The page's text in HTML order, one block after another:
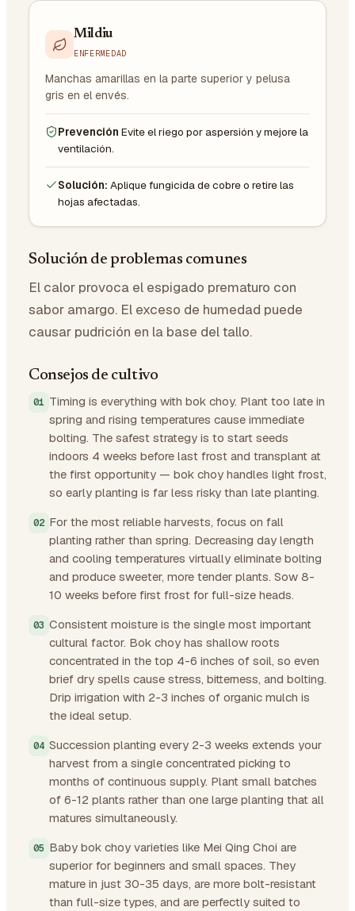
Mildiu
ENFERMEDAD
Manchas amarillas en la parte superior y pelusa
gris en el envés.
Prevención Evite el riego por aspersión y mejore la
ventilación.
Solución: Aplique fungicida de cobre o retire las
hojas afectadas.
Solución de problemas comunes
El calor provoca el espigado prematuro con
sabor amargo. El exceso de humedad puede
causar pudrición en la base del tallo.
Consejos de cultivo
Timing is everything with bok choy. Plant too late in
spring and rising temperatures cause immediate
bolting. The safest strategy is to start seeds
indoors 4 weeks before last frost and transplant at
the first opportunity — bok choy handles light frost,
so early planting is far less risky than late planting.
For the most reliable harvests, focus on fall
planting rather than spring. Decreasing day length
and cooling temperatures virtually eliminate bolting
and produce sweeter, more tender plants. Sow 8-
10 weeks before first frost for full-size heads.
Consistent moisture is the single most important
cultural factor. Bok choy has shallow roots
concentrated in the top 4-6 inches of soil, so even
brief dry spells cause stress, bitterness, and bolting.
Drip irrigation with 2-3 inches of organic mulch is
the ideal setup.
Succession planting every 2-3 weeks extends your
harvest from a single concentrated picking to
months of continuous supply. Plant small batches
of 6-12 plants rather than one large planting that all
matures simultaneously.
Baby bok choy varieties like Mei Qing Choi are
superior for beginners and small spaces. They
mature in just 30-35 days, are more bolt-resistant
than full-size types, and are perfectly suited to